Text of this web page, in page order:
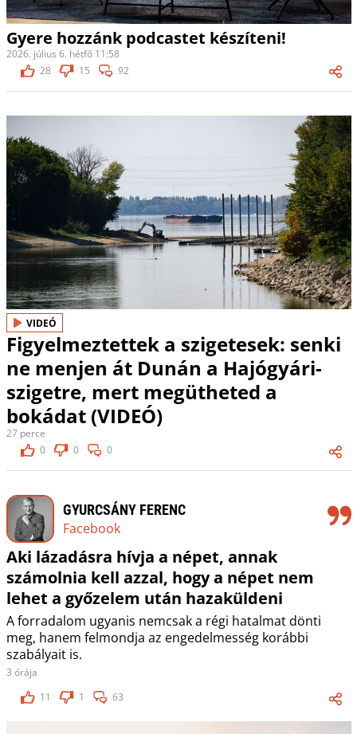
Gyere hozzánk podcastet készíteni!
2026. július 6. hétfő 11:58
28
15 92
VIDEÓ
Figyelmeztettek a szigetesek: senki
ne menjen át Dunán a Hajógyári-
szigetre, mert megütheted a
bokádat (VIDEÓ)
27 perce
0
0 0
GYURCSÁNY FERENC
Facebook
Aki lázadásra hívja a népet, annak
számolnia kell azzal, hogy a népet nem
lehet a győzelem után hazaküldeni
A forradalom ugyanis nemcsak a régi hatalmat dönti
meg, hanem felmondja az engedelmesség korábbi
szabályait is.
3 órája
11
1 63